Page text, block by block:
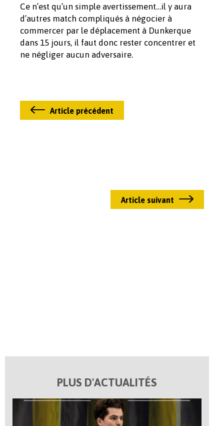
Ce n’est qu’un simple avertissement…il y aura
d’autres match compliqués à négocier à
commercer par le déplacement à Dunkerque
dans 15 jours, il faut donc rester concentrer et
ne négliger aucun adversaire.
Article précédent
Article suivant
PLUS D'ACTUALITÉS